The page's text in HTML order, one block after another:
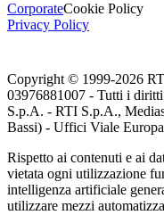
CorporateCookie Policy
Privacy Policy
Copyright © 1999-2026
03976881007 - Tutti i
S.p.A. - RTI S.p.A.,
Bassi) - Uffici Viale
Rispetto ai contenuti e ai
vietata ogni utilizzazione
intelligenza artificiale
utilizzare mezzi